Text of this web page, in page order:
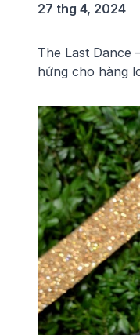
27 thg 4, 2024
The Last Dance
hứng cho hàng